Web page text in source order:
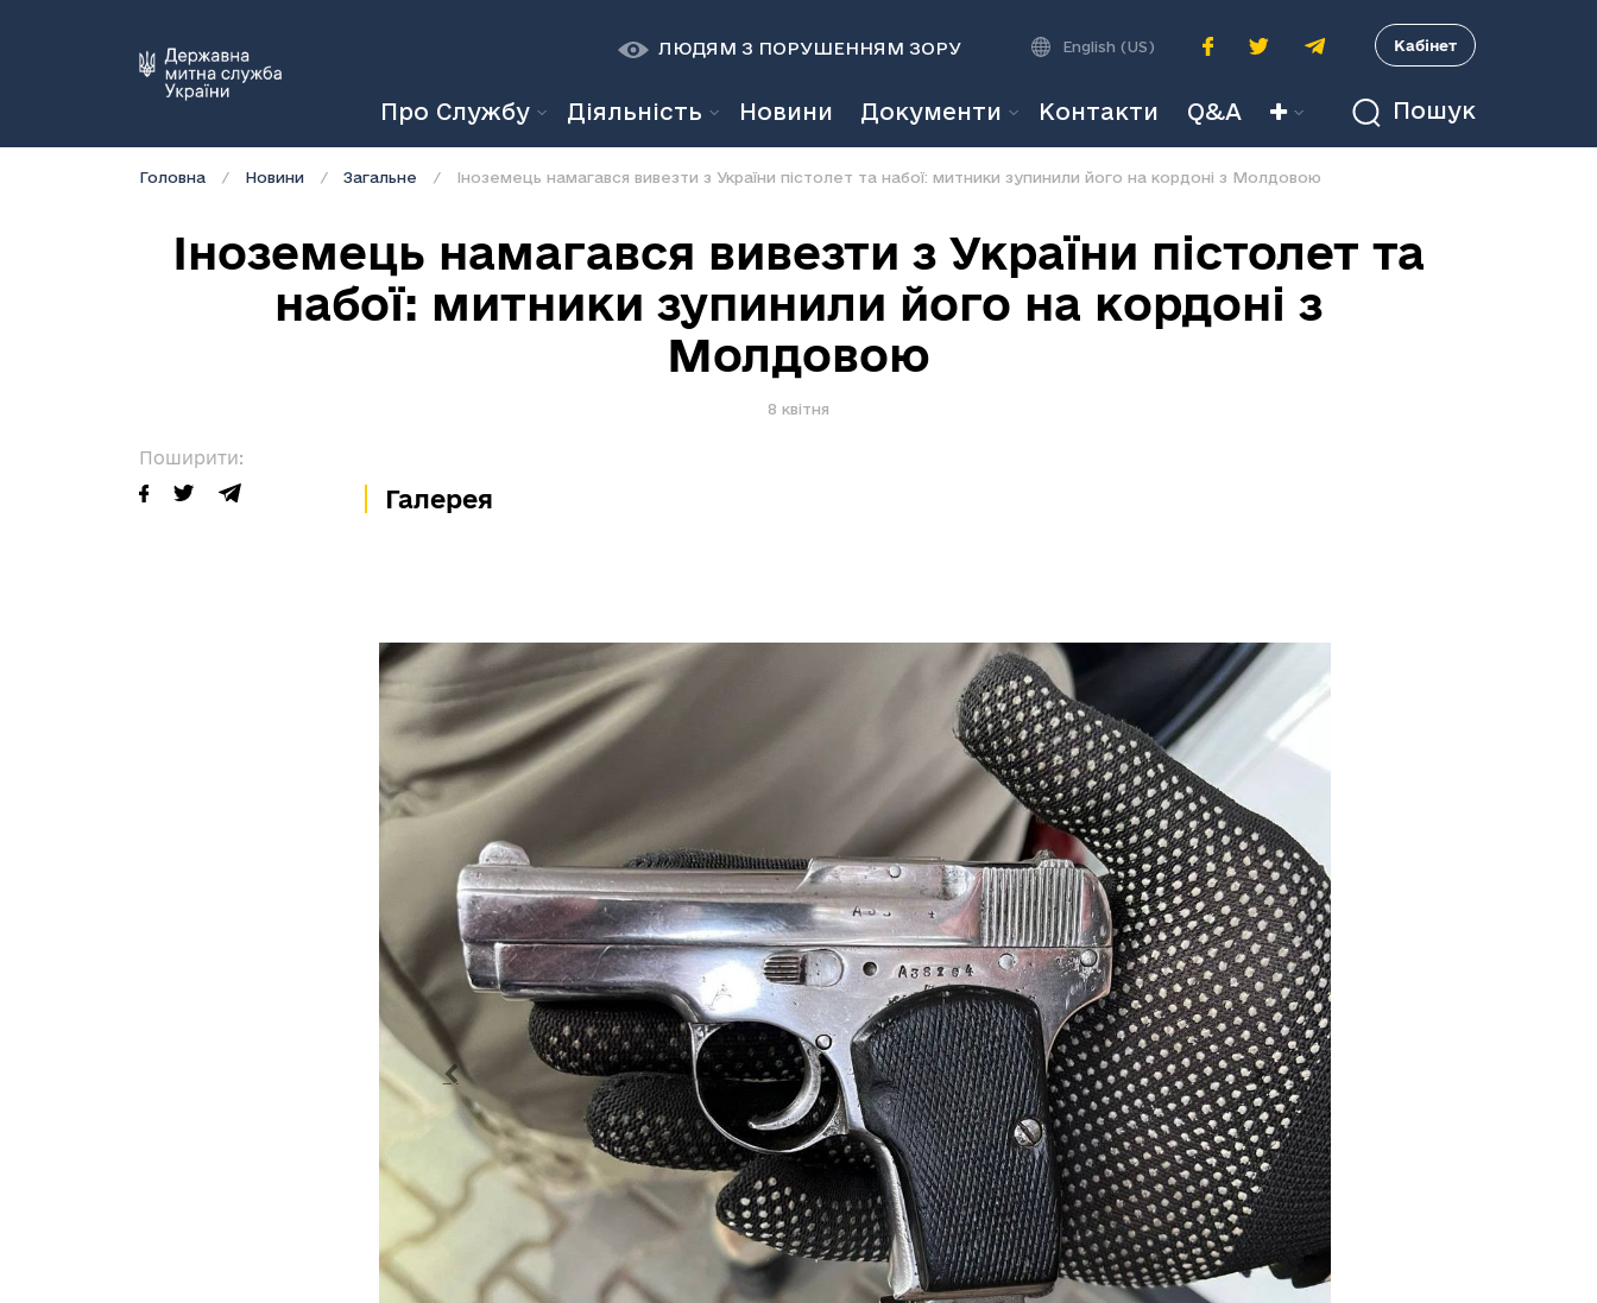
ЛЮДЯМ З ПОРУШЕННЯМ ЗОРУ
К К A A A
English (US) Кабінет
Про Службу Діяльність Новини Документи Контакти Q&A Пошук
Головна Новини Загальне Іноземець намагався вивезти з України пістолет та набої: митники зупинили його на кордоні з Молдовою
Іноземець намагався вивезти з України пістолет та
набої: митники зупинили його на кордоні з
Молдовою
8 квітня
Поширити:
Галерея